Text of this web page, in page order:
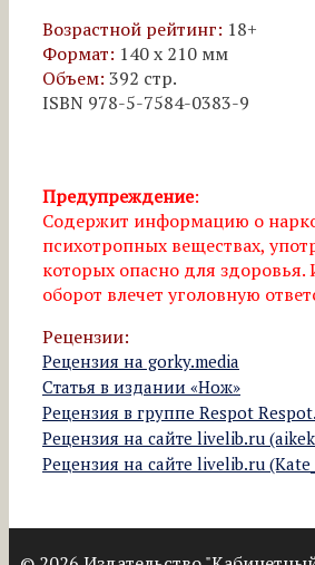
Возрастной рейтинг: 18+
Формат: 140 х 210 мм
Объем: 392 стр.
ISBN 978-5-7584-0383-9
Предупреждение:
Содержит информацию о
психотропных веществах,
которых опасно для здоровья.
оборот влечет уголовную
Рецензии:
Рецензия на gorky.media
Статья в издании «Нож»
Рецензия в группе Respot Respot.
Рецензия на сайте livelib.ru
Рецензия на сайте livelib.ru